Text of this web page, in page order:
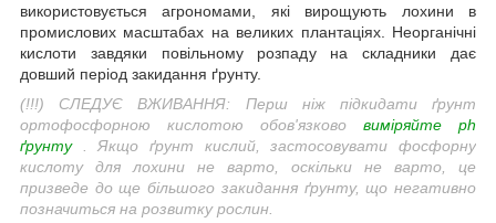
використовується агрономами, які вирощують лохини в
промислових масштабах на великих плантаціях. Неорганічні
кислоти завдяки повільному розпаду на складники дає
довший період закидання ґрунту.
(!!!) СЛЕДУЄ ВЖИВАННЯ: Перш ніж підкидати ґрунт
ортофосфорною кислотою обов'язково
виміряйте ph
ґрунту
. Якщо ґрунт кислий, застосовувати фосфорну
кислоту для лохини не варто, оскільки не варто, це
призведе до ще більшого закидання ґрунту, що негативно
позначиться на розвитку рослин.